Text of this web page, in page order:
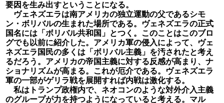
要因を生み出すということになる。
ヴェネズエラは南アメリカの独立運動の父であるシモ
ン・ボリバルの生まれた場所である。ヴェネズエラの正式
国名には「ボリバル共和国」とつく。このことはこのブロ
グでも以前に紹介した。アメリカ軍の侵入によって、ヴェ
ネズエラ国民の多くは「ボリバル主義」を汚されたと考え
るだろう。アメリカの帝国主義に対する反感が高まり、ナ
ショナリズムが高まる。これが厄介である。ヴェネズエラ
軍の一部がゲリラ戦を展開すれば内戦は激化する。
私はトランプ政権内で、ネオコンのような対外介入主義
のグループが力を持つようになっていると考える。マル